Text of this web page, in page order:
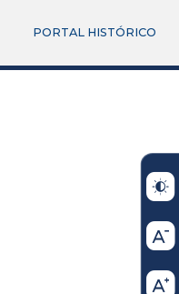
PORTAL HISTÓRICO